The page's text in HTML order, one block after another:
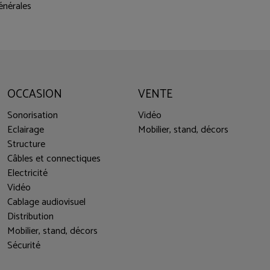
OCCASION
Sonorisation
Eclairage
Structure
Câbles et connectiques
Electricité
Vidéo
Cablage audiovisuel
Distribution
Mobilier, stand, décors
Sécurité
VENTE
Vidéo
Mobilier, stand, décors